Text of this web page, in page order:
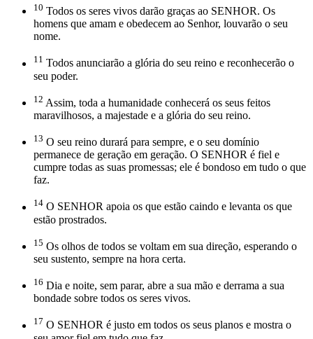
10 Todos os seres vivos darão graças ao SENHOR. Os
homens que amam e obedecem ao Senhor, louvarão o seu
nome.
11 Todos anunciarão a glória do seu reino e reconhecerão o
seu poder.
12 Assim, toda a humanidade conhecerá os seus feitos
maravilhosos, a majestade e a glória do seu reino.
13 O seu reino durará para sempre, e o seu domínio
permanece de geração em geração. O SENHOR é fiel e
cumpre todas as suas promessas; ele é bondoso em tudo o que
faz.
14 O SENHOR apoia os que estão caindo e levanta os que
estão prostrados.
15 Os olhos de todos se voltam em sua direção, esperando o
seu sustento, sempre na hora certa.
16 Dia e noite, sem parar, abre a sua mão e derrama a sua
bondade sobre todos os seres vivos.
17 O SENHOR é justo em todos os seus planos e mostra o